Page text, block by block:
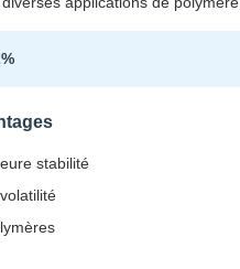
stabilité